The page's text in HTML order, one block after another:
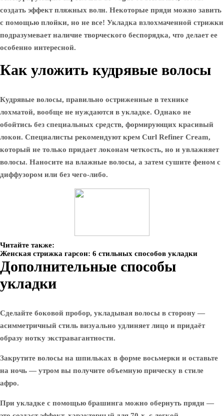
создать эффект пляжных волн. Некоторые пряди можно завить
с помощью плойки, но не все! Укладка взлохмаченной стрижки
подразумевает наличие творческого беспорядка, что делает ее
особенно интересной.
Как уложить кудрявые волосы
Кудрявые волосы, правильно остриженные в технике
лохматой, вообще не нуждаются в укладке. Однако не
обойтись без специальных средств, формирующих красивый
локон. Специалисты рекомендуют крем Curl Refiner Cream,
который не только придает локонам четкость, но и увлажняет
волосы. Наносите на влажные волосы, а затем сушите феном с
диффузором или без чего-либо.
Читайте также:
Женская стрижка гарсон: 6 стильных способов укладки
Дополнительные способы
укладки
Сделайте боковой пробор, укладывая волосы в сторону —
асимметричный стиль визуально удлиняет лицо и придаёт
образу нотку экстравагантности.
Закрутите волосы на шпильках в форме восьмерки и оставьте
на ночь — утром вы получите объемную прическу в стиле
афро.
При укладке с помощью брашинга можно обернуть пряди —